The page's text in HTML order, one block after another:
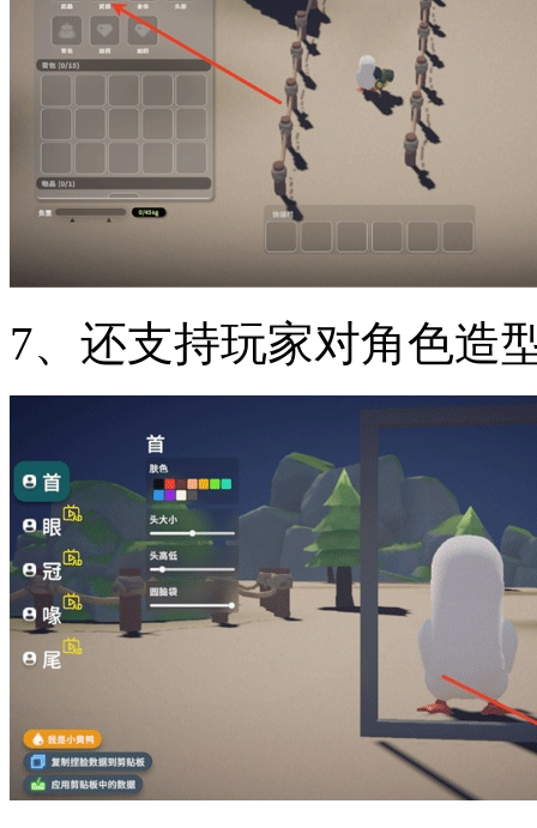
7、还支持玩家对角色造